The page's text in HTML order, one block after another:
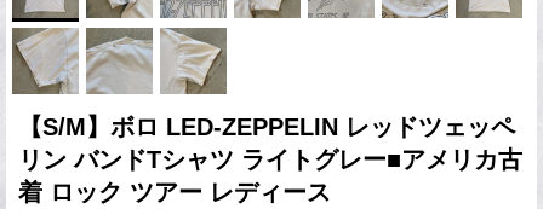
【S/M】ボロ LED-ZEPPELIN レッドツェッペ
リン バンドTシャツ ライトグレー■アメリカ古
着 ロック ツアー レディース